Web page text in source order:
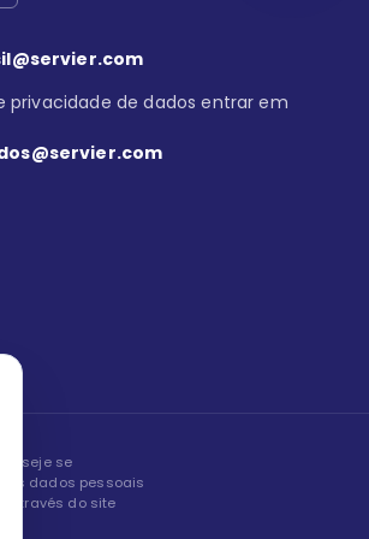
privacidade de dados entrar em
deseje se
dados pessoais
através do site